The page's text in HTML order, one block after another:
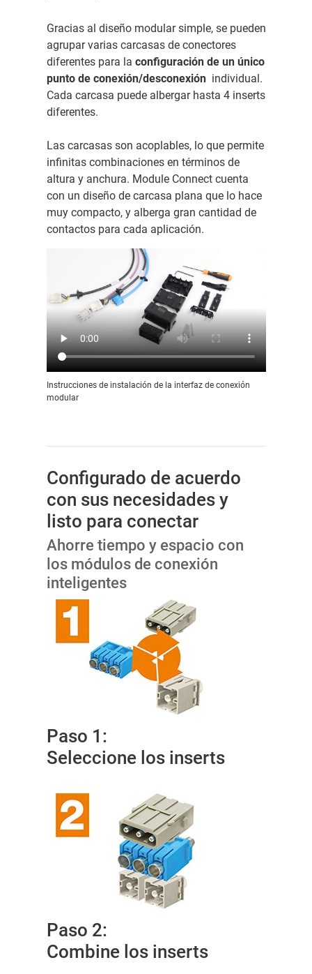
Gracias al diseño modular simple, se pueden
agrupar varias carcasas de conectores
diferentes para la configuración de un único
punto de conexión/desconexión individual.
Cada carcasa puede albergar hasta 4 inserts
diferentes.
Las carcasas son acoplables, lo que permite
infinitas combinaciones en términos de
altura y anchura. Module Connect cuenta
con un diseño de carcasa plana que lo hace
muy compacto, y alberga gran cantidad de
contactos para cada aplicación.
Instrucciones de instalación de la interfaz de conexión
modular
Configurado de acuerdo
con sus necesidades y
listo para conectar
Ahorre tiempo y espacio con
los módulos de conexión
inteligentes
Paso 1:
Seleccione los inserts
Paso 2:
Combine los inserts